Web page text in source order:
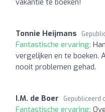
Tonnie Heijmans
Fantastische ervaring:
vergelijken en te boeken.
nooit problemen gehad.
I.M. de Boer Gepubliceerd
Fantastische ervaring: